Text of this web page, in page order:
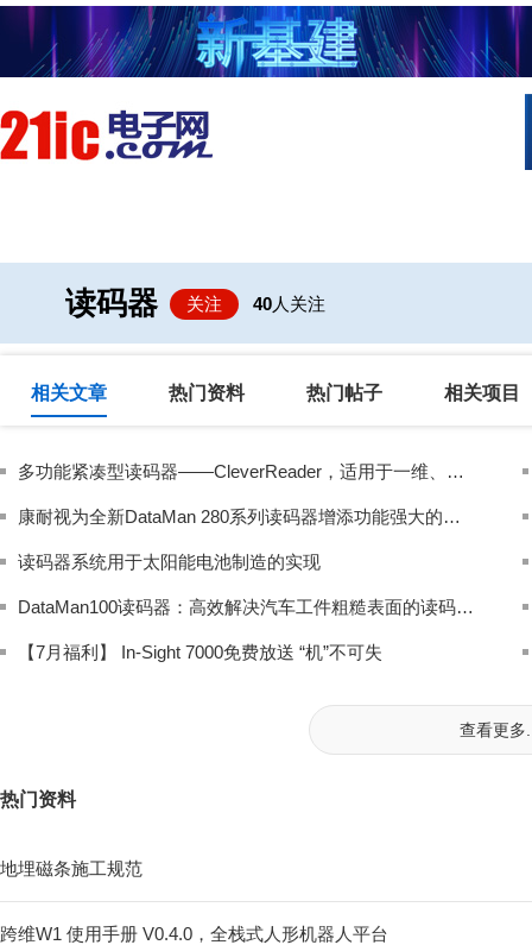
读码器 关注 40人关注
相关文章 热门资料 热门帖子 相关项目
多功能紧凑型读码器——CleverReader，适用于一维、二维、DPM及高速读取
康耐视为全新DataMan 280系列读码器增添功能强大的光源选项以改进DPM码读取
读码器系统用于太阳能电池制造的实现
DataMan100读码器：高效解决汽车工件粗糙表面的读码难题
【7月福利】 In-Sight 7000免费放送 “机”不可失
查看更多
热门资料
地埋磁条施工规范
跨维W1 使用手册 V0.4.0，全栈式⼈形机器⼈平台